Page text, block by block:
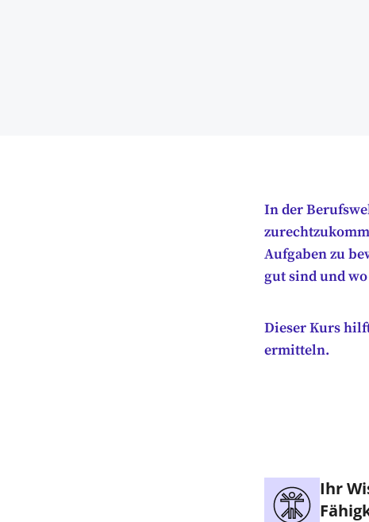
In der
Aufgaben zu
gut sind und
Dieser Kurs
ermitteln.
Ihr